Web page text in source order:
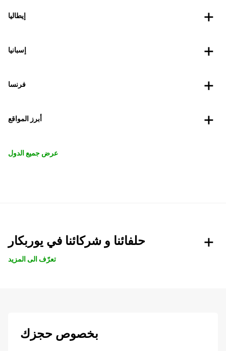
إيطاليا
إسبانيا
فرنسا
أبرز المواقع
عرض جميع الدول
حلفائنا و شركائنا في يوربكار
تعرّف الى المزيد
بخصوص حجزك